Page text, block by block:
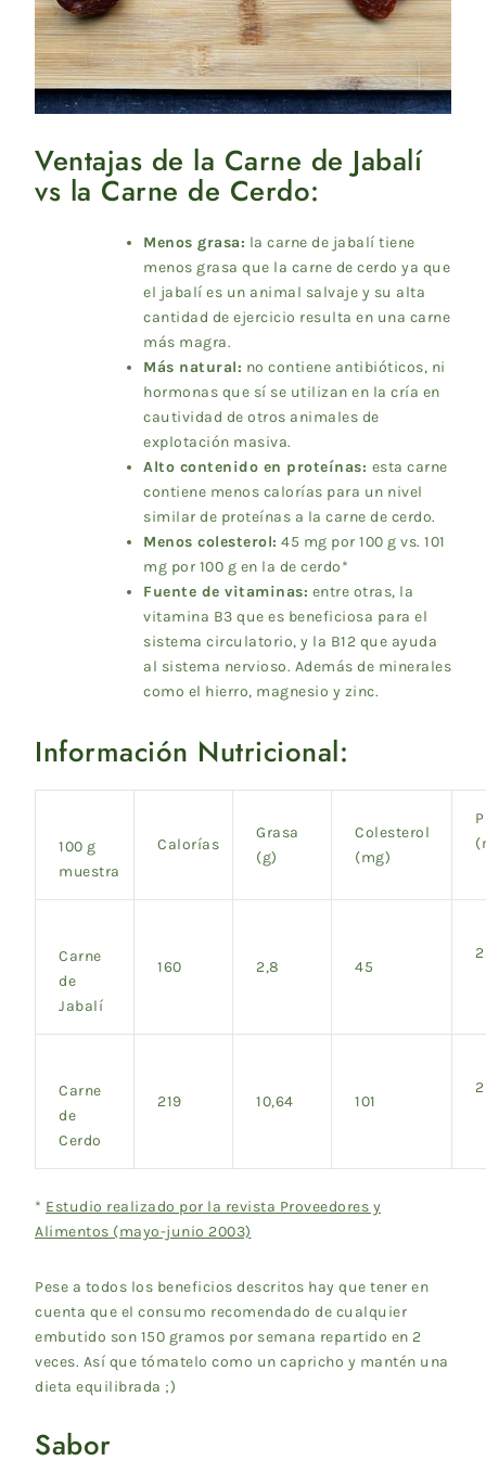
Ventajas de la Carne de Jabalí
vs la Carne de Cerdo:
Menos grasa: la carne de jabalí tiene
menos grasa que la carne de cerdo ya que
el jabalí es un animal salvaje y su alta
cantidad de ejercicio resulta en una carne
más magra.
Más natural: no contiene antibióticos, ni
hormonas que sí se utilizan en la cría en
cautividad de otros animales de
explotación masiva.
Alto contenido en proteínas: esta carne
contiene menos calorías para un nivel
similar de proteínas a la carne de cerdo.
Menos colesterol: 45 mg por 100 g vs. 101
mg por 100 g en la de cerdo*
Fuente de vitaminas: entre otras, la
vitamina B3 que es beneficiosa para el
sistema circulatorio, y la B12 que ayuda
al sistema nervioso. Además de minerales
como el hierro, magnesio y zinc.
Información Nutricional:
100 g
muestra
Calorías
Grasa
(g)
Colesterol
(mg)
Carne
de
Jabalí
160 2,8 45
Carne
de
Cerdo
219 10,64 101
* Estudio realizado por la revista Proveedores y
Alimentos (mayo-junio 2003)
Pese a todos los beneficios descritos hay que tener en
cuenta que el consumo recomendado de cualquier
embutido son 150 gramos por semana repartido en 2
veces. Así que tómatelo como un capricho y mantén una
dieta equilibrada ;)
Sabor